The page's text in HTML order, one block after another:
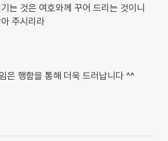
는 것은 여호와께 꾸어 드리는 것이니
주시리라
은 행함을 통해 더욱 드러납니다 ^^